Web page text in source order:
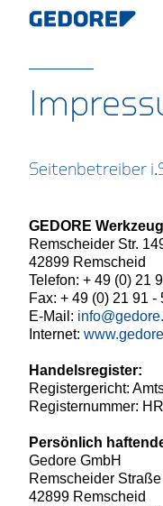
Seitenbetreiber
GEDORE
Remscheider Str.
42899 Remscheid
Telefon: + 49 (0) 21
Fax: + 49 (0) 21 91 -
E-Mail:
Internet:
Handelsregister:
Registergericht:
Registernummer:
Persönlich
Gedore GmbH
Remscheider
42899 Remscheid